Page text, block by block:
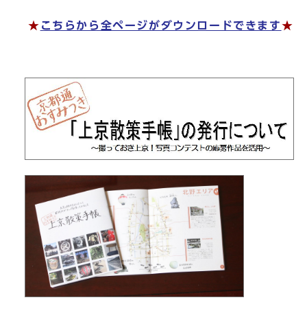
★ こちらから全ページがダウンロードできます★